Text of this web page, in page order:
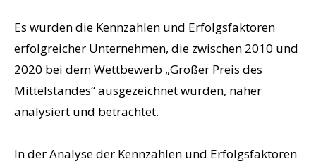
Es wurden die Kennzahlen und Erfolgsfaktoren
erfolgreicher Unternehmen, die zwischen 2010 und
2020 bei dem Wettbewerb „Großer Preis des
Mittelstandes“ ausgezeichnet wurden, näher
analysiert und betrachtet.
In der Analyse der Kennzahlen und Erfolgsfaktoren